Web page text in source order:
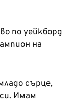
по уейкборд
на
сърце,
Имам